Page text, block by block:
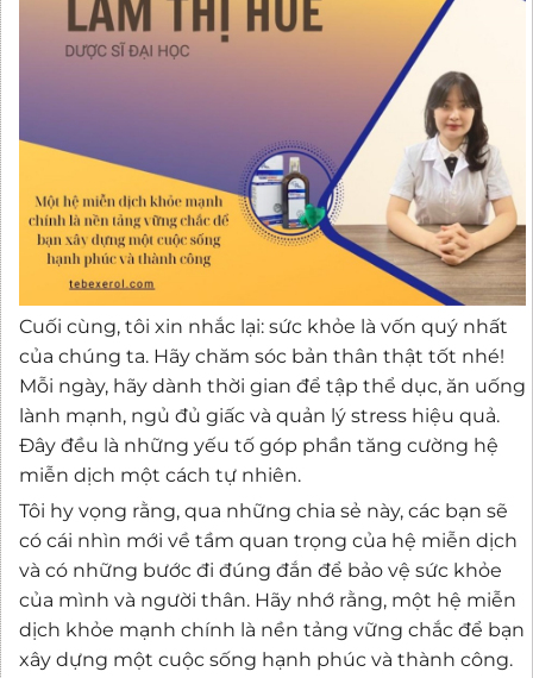
Cuối cùng, tôi xin nhắc lại: sức khỏe là vốn quý nhất
của chúng ta. Hãy chăm sóc bản thân thật tốt nhé!
Mỗi ngày, hãy dành thời gian để tập thể dục, ăn uống
lành mạnh, ngủ đủ giấc và quản lý stress hiệu quả.
Đây đều là những yếu tố góp phần tăng cường hệ
miễn dịch một cách tự nhiên.
Tôi hy vọng rằng, qua những chia sẻ này, các bạn sẽ
có cái nhìn mới về tầm quan trọng của hệ miễn dịch
và có những bước đi đúng đắn để bảo vệ sức khỏe
của mình và người thân. Hãy nhớ rằng, một hệ miễn
dịch khỏe mạnh chính là nền tảng vững chắc để bạn
xây dựng một cuộc sống hạnh phúc và thành công.